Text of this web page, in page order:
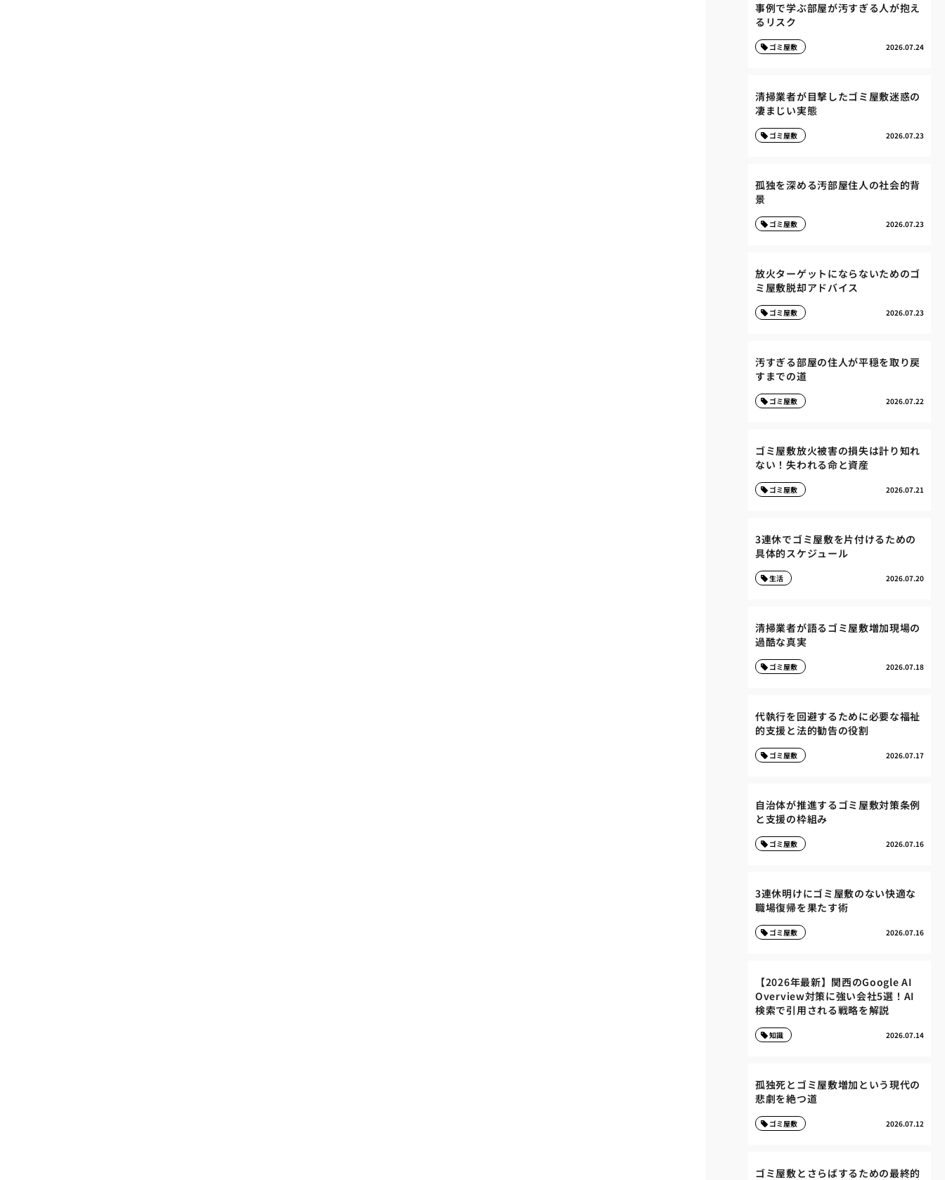
事例で学ぶ部屋が汚すぎる人が抱え
るリスク
2026.07.24
ゴミ屋敷
清掃業者が目撃したゴミ屋敷迷惑の
凄まじい実態
2026.07.23
ゴミ屋敷
孤独を深める汚部屋住人の社会的背
景
2026.07.23
ゴミ屋敷
放火ターゲットにならないためのゴ
ミ屋敷脱却アドバイス
2026.07.23
ゴミ屋敷
汚すぎる部屋の住人が平穏を取り戻
すまでの道
2026.07.22
ゴミ屋敷
ゴミ屋敷放火被害の損失は計り知れ
ない！失われる命と資産
2026.07.21
ゴミ屋敷
3連休でゴミ屋敷を片付けるための
具体的スケジュール
2026.07.20
生活
清掃業者が語るゴミ屋敷増加現場の
過酷な真実
2026.07.18
ゴミ屋敷
代執行を回避するために必要な福祉
的支援と法的勧告の役割
2026.07.17
ゴミ屋敷
自治体が推進するゴミ屋敷対策条例
と支援の枠組み
2026.07.16
ゴミ屋敷
3連休明けにゴミ屋敷のない快適な
職場復帰を果たす術
2026.07.16
ゴミ屋敷
【2026年最新】関西のGoogle AI
Overview対策に強い会社5選！AI
検索で引用される戦略を解説
2026.07.14
知識
孤独死とゴミ屋敷増加という現代の
悲劇を絶つ道
2026.07.12
ゴミ屋敷
ゴミ屋敷とさらばするための最終的